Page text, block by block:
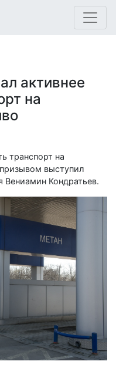
активнее
на
транспорт на
выступил
Вениамин Кондратьев.